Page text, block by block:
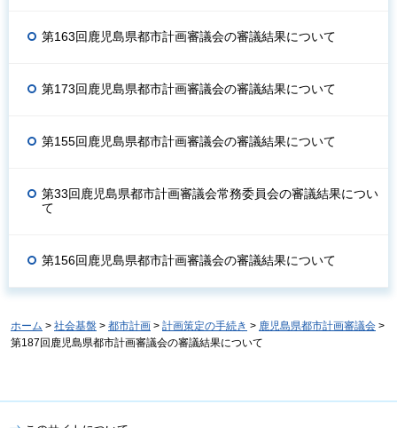
第163回鹿児島県都市計画審議会の審議結果について
第173回鹿児島県都市計画審議会の審議結果について
第155回鹿児島県都市計画審議会の審議結果について
第33回鹿児島県都市計画審議会常務委員会の審議結果につい
て
第156回鹿児島県都市計画審議会の審議結果について
ホーム > 社会基盤 > 都市計画 > 計画策定の手続き > 鹿児島県都市計画審議会 >
第187回鹿児島県都市計画審議会の審議結果について